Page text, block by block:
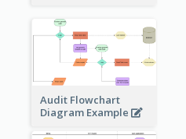
Audit Flowchart
Diagram Example